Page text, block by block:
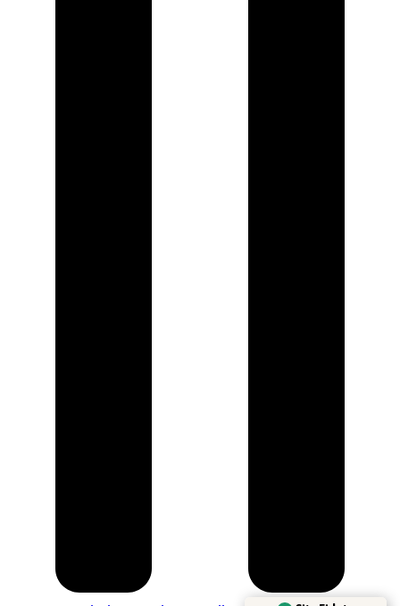
Sito Fidato
Verificato daTrustindex